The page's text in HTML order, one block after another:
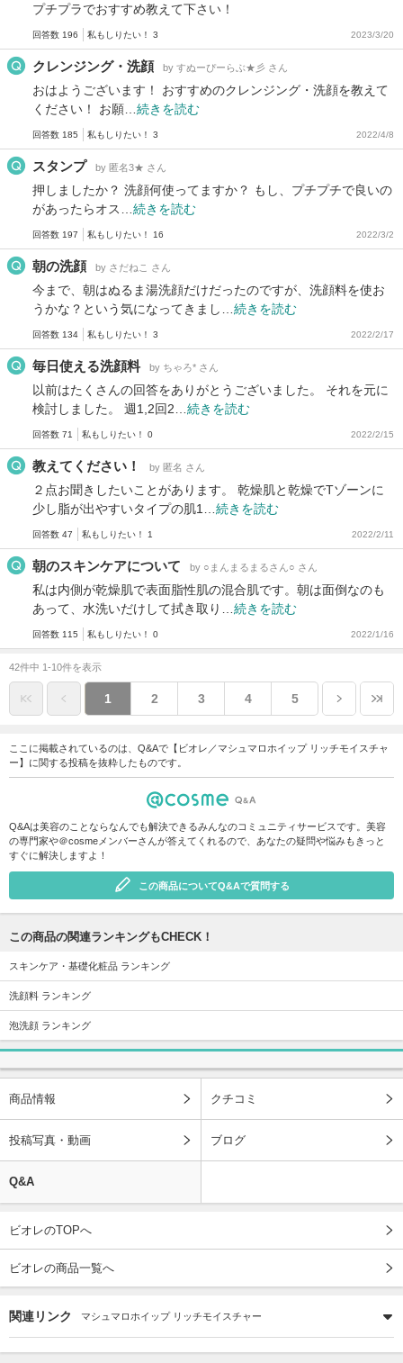
プチプラでおすすめ教えて下さい！
回答数 196 私もしりたい！ 3 2023/3/20
クレンジング・洗顔 by すぬーぴーらぶ★彡 さん
おはようございます！ おすすめのクレンジング・洗顔を教えて
ください！ お願… 続きを読む
回答数 185 私もしりたい！ 3 2022/4/8
スタンプ by 匿名3★ さん
押しましたか？ 洗顔何使ってますか？ もし、プチプチで良いの
があったらオス… 続きを読む
回答数 197 私もしりたい！ 16 2022/3/2
朝の洗顔 by さだねこ さん
今まで、朝はぬるま湯洗顔だけだったのですが、洗顔料を使お
うかな？という気になってきまし… 続きを読む
回答数 134 私もしりたい！ 3 2022/2/17
毎日使える洗顔料 by ちゃろ* さん
以前はたくさんの回答をありがとうございました。 それを元に
検討しました。 週1,2回2… 続きを読む
回答数 71 私もしりたい！ 0 2022/2/15
教えてください！ by 匿名 さん
２点お聞きしたいことがあります。 乾燥肌と乾燥でTゾーンに
少し脂が出やすいタイプの肌1… 続きを読む
回答数 47 私もしりたい！ 1 2022/2/11
朝のスキンケアについて by ○まんまるまるさん○ さん
私は内側が乾燥肌で表面脂性肌の混合肌です。朝は面倒なのも
あって、水洗いだけして拭き取り… 続きを読む
回答数 115 私もしりたい！ 0 2022/1/16
42件中 1-10件を表示
1 2 3 4 5
ここに掲載されているのは、Q&Aで【ビオレ／マシュマロホイップ リッチモイスチャ
ー】に関する投稿を抜粋したものです。
Q&Aは美容のことならなんでも解決できるみんなのコミュニティサービスです。美容
の専門家や＠cosmeメンバーさんが答えてくれるので、あなたの疑問や悩みもきっと
すぐに解決しますよ！
この商品についてQ&Aで質問する
この商品の関連ランキングもCHECK！
スキンケア・基礎化粧品 ランキング
洗顔料 ランキング
泡洗顔 ランキング
商品情報 クチコミ
投稿写真・動画 ブログ
Q&A
ビオレのTOPへ
ビオレの商品一覧へ
関連リンク マシュマロホイップ リッチモイスチャー